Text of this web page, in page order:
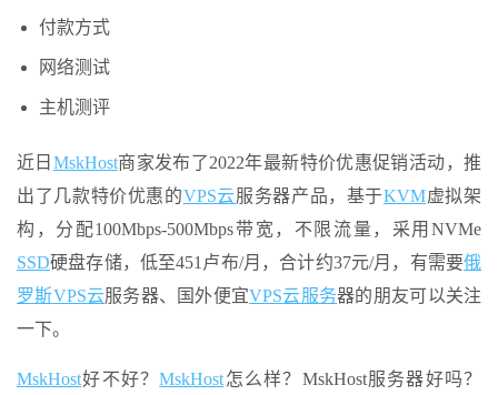
付款方式
网络测试
主机测评
近日 MskHost商家发布了2022年最新特价优惠促销活动，推
出了几款特价优惠的VPS云服务器产品，基于KVM虚拟架
构，分配100Mbps-500Mbps带宽，不限流量，采用NVMe
SSD硬盘存储，低至451卢布/月，合计约37元/月，有需要俄
罗斯VPS云服务器、国外便宜VPS云服务器的朋友可以关注
一下。
MskHost好不好？MskHost怎么样？MskHost服务器好吗？